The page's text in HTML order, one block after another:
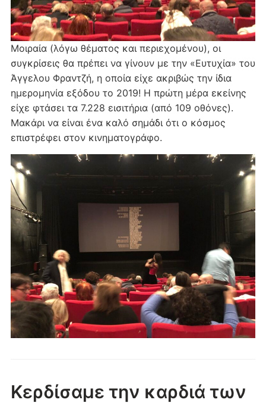
Μοιραία (λόγω θέματος και περιεχομένου), οι
συγκρίσεις θα πρέπει να γίνουν με την «Ευτυχία» του
Άγγελου Φραντζή, η οποία είχε ακριβώς την ίδια
ημερομηνία εξόδου το 2019! Η πρώτη μέρα εκείνης
είχε φτάσει τα 7.228 εισιτήρια (από 109 οθόνες).
Μακάρι να είναι ένα καλό σημάδι ότι ο κόσμος
επιστρέφει στον κινηματογράφο.
Κερδίσαμε την καρδιά των